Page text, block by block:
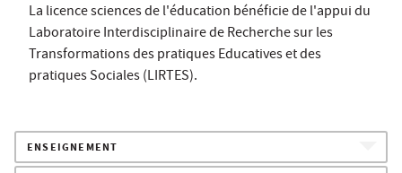
La licence sciences de l'éducation bénéficie de l'appui du
Laboratoire Interdisciplinaire de Recherche sur les
Transformations des pratiques Educatives et des
pratiques Sociales (LIRTES).
ENSEIGNEMENT